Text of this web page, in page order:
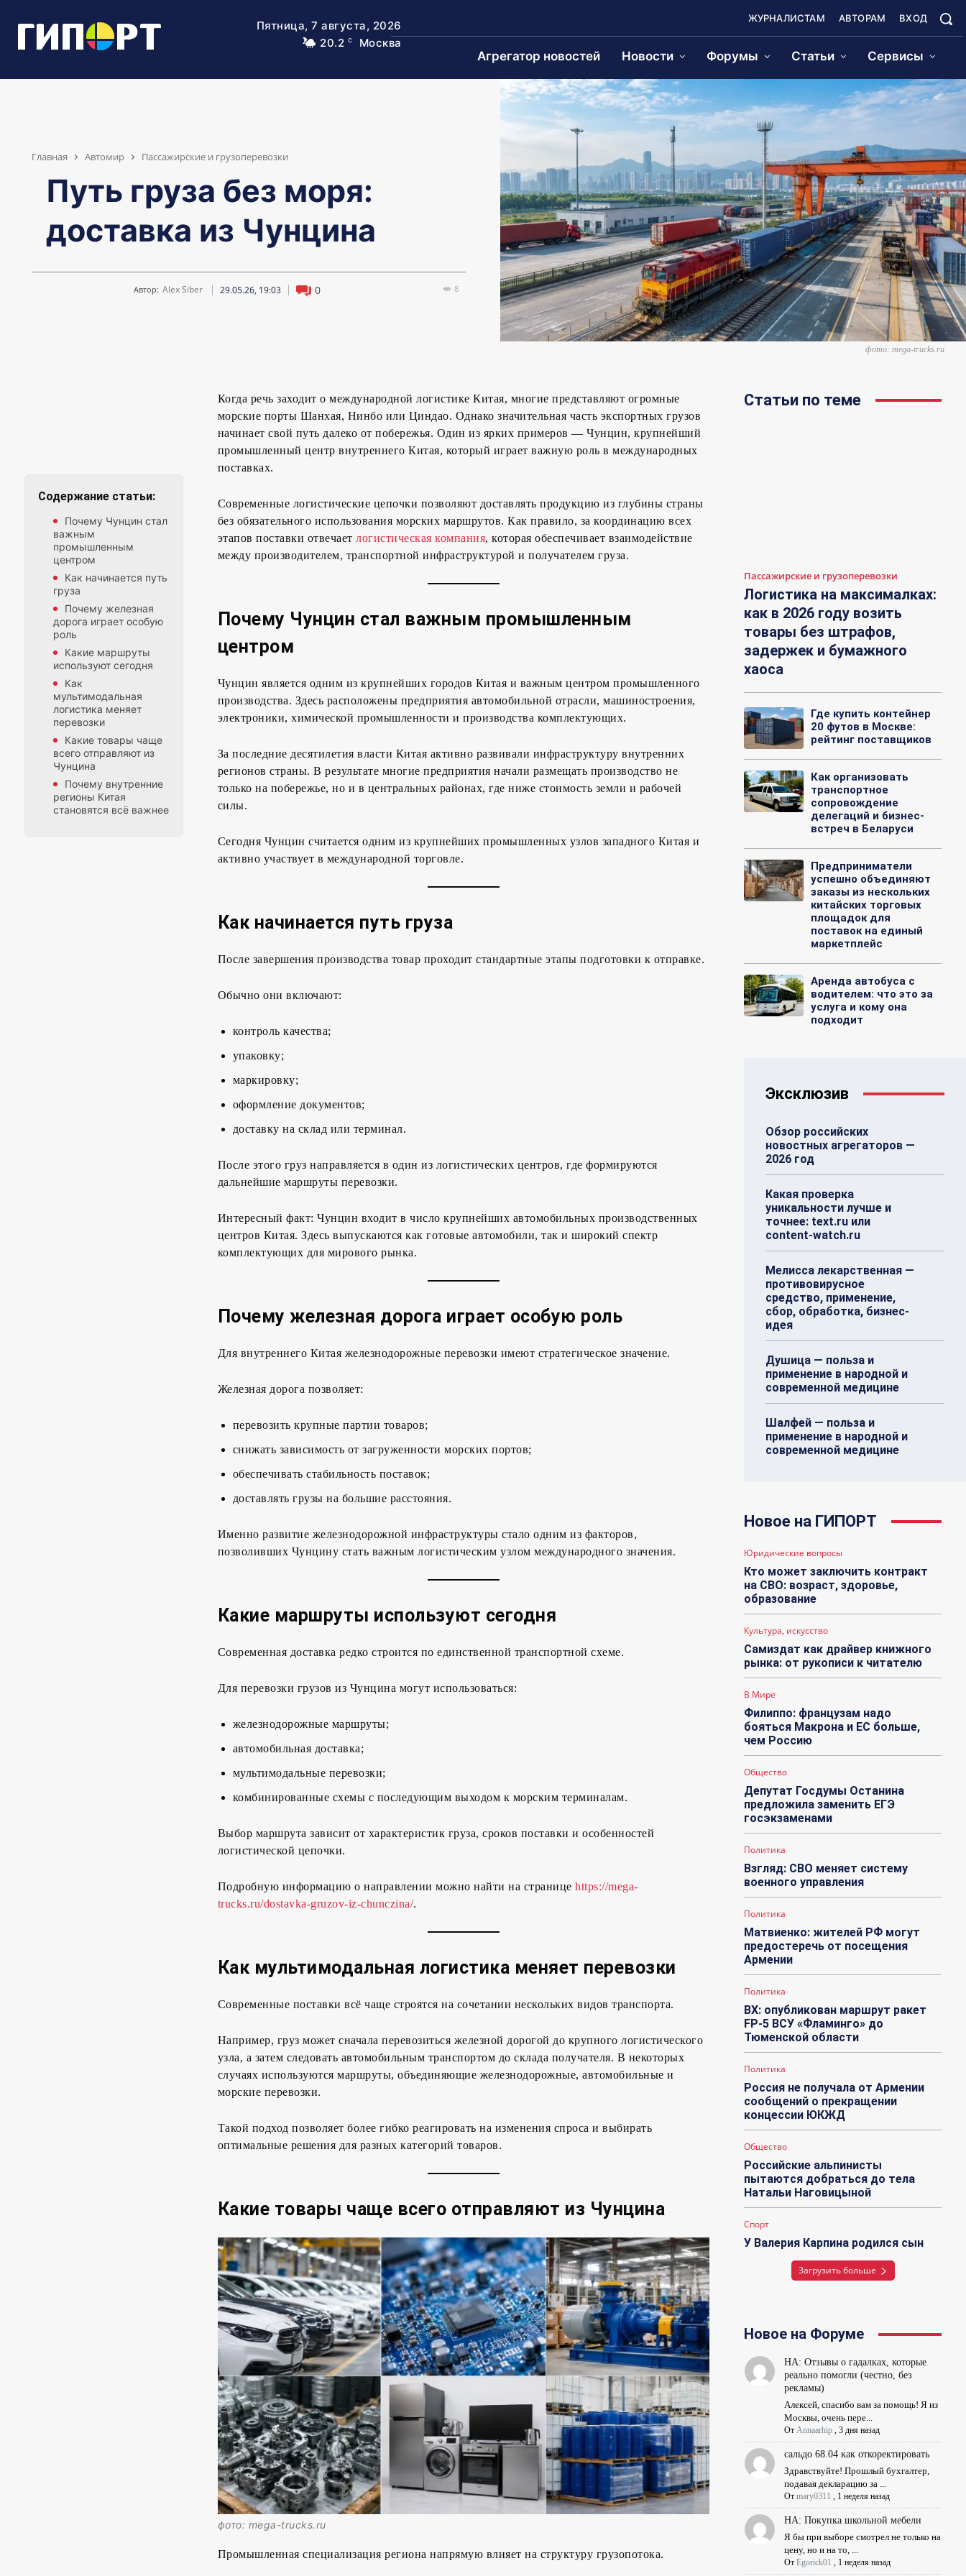
Пятница, 7 августа, 2026
20.2
C Москва
ЖУРНАЛИСТАМ АВТОРАМ ВХОД
Агрегатор новостей Новости Форумы Статьи Сервисы
Главная Автомир Пассажирские и грузоперевозки
Путь груза без моря:
доставка из Чунцина
Автор: Alex Siber 29.05.26, 19:03 0 8
фото: mega-trucks.ru
Содержание статьи:
Почему Чунцин стал
важным
промышленным
центром
Как начинается путь
груза
Почему железная
дорога играет особую
роль
Какие маршруты
используют сегодня
Как
мультимодальная
логистика меняет
перевозки
Какие товары чаще
всего отправляют из
Чунцина
Почему внутренние
регионы Китая
становятся всё важнее
Когда речь заходит о международной логистике Китая, многие представляют огромные
морские порты Шанхая, Нинбо или Циндао. Однако значительная часть экспортных грузов
начинает свой путь далеко от побережья. Один из ярких примеров — Чунцин, крупнейший
промышленный центр внутреннего Китая, который играет важную роль в международных
поставках.
Современные логистические цепочки позволяют доставлять продукцию из глубины страны
без обязательного использования морских маршрутов. Как правило, за координацию всех
этапов поставки отвечаетлогистическая компания, которая обеспечивает взаимодействие
между производителем, транспортной инфраструктурой и получателем груза.
Почему Чунцин стал важным промышленным
центром
Чунцин является одним из крупнейших городов Китая и важным центром промышленного
производства. Здесь расположены предприятия автомобильной отрасли, машиностроения,
электроники, химической промышленности и производства комплектующих.
За последние десятилетия власти Китая активно развивали инфраструктуру внутренних
регионов страны. В результате многие предприятия начали размещать производство не
только на побережье, но и в центральных районах, где ниже стоимость земли и рабочей
силы.
Сегодня Чунцин считается одним из крупнейших промышленных узлов западного Китая и
активно участвует в международной торговле.
Как начинается путь груза
После завершения производства товар проходит стандартные этапы подготовки к отправке.
Обычно они включают:
контроль качества;
упаковку;
маркировку;
оформление документов;
доставку на склад или терминал.
После этого груз направляется в один из логистических центров, где формируются
дальнейшие маршруты перевозки.
Интересный факт: Чунцин входит в число крупнейших автомобильных производственных
центров Китая. Здесь выпускаются как готовые автомобили, так и широкий спектр
комплектующих для мирового рынка.
Почему железная дорога играет особую роль
Для внутреннего Китая железнодорожные перевозки имеют стратегическое значение.
Железная дорога позволяет:
перевозить крупные партии товаров;
снижать зависимость от загруженности морских портов;
обеспечивать стабильность поставок;
доставлять грузы на большие расстояния.
Именно развитие железнодорожной инфраструктуры стало одним из факторов,
позволивших Чунцину стать важным логистическим узлом международного значения.
Какие маршруты используют сегодня
Современная доставка редко строится по единственной транспортной схеме.
Для перевозки грузов из Чунцина могут использоваться:
железнодорожные маршруты;
автомобильная доставка;
мультимодальные перевозки;
комбинированные схемы с последующим выходом к морским терминалам.
Выбор маршрута зависит от характеристик груза, сроков поставки и особенностей
логистической цепочки.
Подробную информацию о направлении можно найти на страницеhttps://mega-
trucks.ru/dostavka-gruzov-iz-chunczina/.
Как мультимодальная логистика меняет перевозки
Современные поставки всё чаще строятся на сочетании нескольких видов транспорта.
Например, груз может сначала перевозиться железной дорогой до крупного логистического
узла, а затем следовать автомобильным транспортом до склада получателя. В некоторых
случаях используются маршруты, объединяющие железнодорожные, автомобильные и
морские перевозки.
Такой подход позволяет более гибко реагировать на изменения спроса и выбирать
оптимальные решения для разных категорий товаров.
Какие товары чаще всего отправляют из Чунцина
фото: mega-trucks.ru
Промышленная специализация региона напрямую влияет на структуру грузопотока.
Статьи по теме
Пассажирские и грузоперевозки
Логистика на максималках:
как в 2026 году возить
товары без штрафов,
задержек и бумажного
хаоса
Где купить контейнер
20 футов в Москве:
рейтинг поставщиков
Как организовать
транспортное
сопровождение
делегаций и бизнес-
встреч в Беларуси
Предприниматели
успешно объединяют
заказы из нескольких
китайских торговых
площадок для
поставок на единый
маркетплейс
Аренда автобуса с
водителем: что это за
услуга и кому она
подходит
Эксклюзив
Обзор российских
новостных агрегаторов —
2026 год
Какая проверка
уникальности лучше и
точнее: text.ru или
content-watch.ru
Мелисса лекарственная —
противовирусное
средство, применение,
сбор, обработка, бизнес-
идея
Душица — польза и
применение в народной и
современной медицине
Шалфей — польза и
применение в народной и
современной медицине
Новое на ГИПОРТ
Юридические вопросы
Кто может заключить контракт
на СВО: возраст, здоровье,
образование
Культура, искусство
Самиздат как драйвер книжного
рынка: от рукописи к читателю
В Мире
Филиппо: французам надо
бояться Макрона и ЕС больше,
чем Россию
Общество
Депутат Госдумы Останина
предложила заменить ЕГЭ
госэкзаменами
Политика
Взгляд: СВО меняет систему
военного управления
Политика
Матвиенко: жителей РФ могут
предостеречь от посещения
Армении
Политика
ВХ: опубликован маршрут ракет
FP-5 ВСУ «Фламинго» до
Тюменской области
Политика
Россия не получала от Армении
сообщений о прекращении
концессии ЮКЖД
Общество
Российские альпинисты
пытаются добраться до тела
Натальи Наговицыной
Спорт
У Валерия Карпина родился сын
Загрузить больше
Новое на Форуме
НА: Отзывы о гадалках, которые
реально помогли (честно, без
рекламы)
Алексей, спасибо вам за помощь! Я из
Москвы, очень пере...
От Annaarhip, 3 дня назад
сальдо 68.04 как откоректировать
Здравствуйте! Прошлый бухгалтер,
подавая декларацию за ...
От mary0311 , 1 неделя назад
НА: Покупка школьной мебели
Я бы при выборе смотрел не только на
цену, но и на то, ...
От Egorick01 , 1 неделя назад